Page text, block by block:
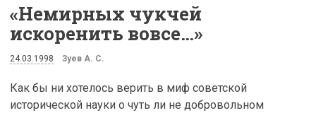
«Немирных чукчей
искоренить вовсе…»
24.03.1998 Зуев А. С.
Как бы ни хотелось верить в миф советской
исторической науки о чуть ли не добровольном